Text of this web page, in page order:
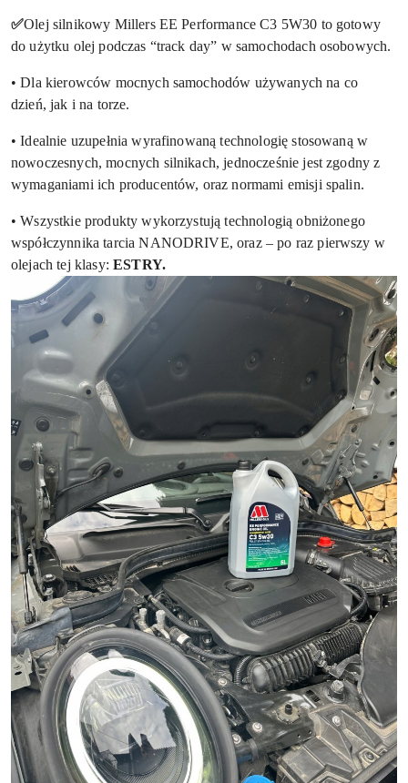
✅Olej silnikowy Millers EE Performance C3 5W30 to gotowy
do użytku olej podczas “track day” w samochodach osobowych.
• Dla kierowców mocnych samochodów używanych na co
dzień, jak i na torze.
• Idealnie uzupełnia wyrafinowaną technologię stosowaną w
nowoczesnych, mocnych silnikach, jednocześnie jest zgodny z
wymaganiami ich producentów, oraz normami emisji spalin.
• Wszystkie produkty wykorzystują technologią obniżonego
współczynnika tarcia NANODRIVE, oraz – po raz pierwszy w
olejach tej klasy:ESTRY.